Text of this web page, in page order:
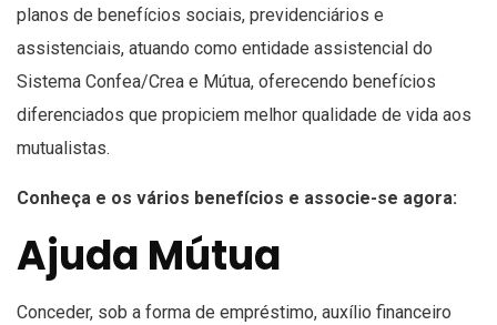
planos de benefícios sociais, previdenciários e
assistenciais, atuando como entidade assistencial do
Sistema Confea/Crea e Mútua, oferecendo benefícios
diferenciados que propiciem melhor qualidade de vida aos
mutualistas.
Conheça e os vários benefícios e associe-se agora:
Ajuda Mútua
Conceder, sob a forma de empréstimo, auxílio financeiro